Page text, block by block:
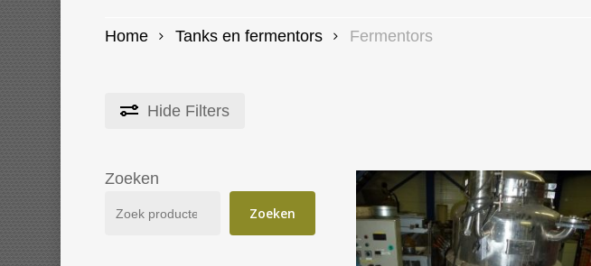
Home Tanks en fermentors Fermentors
Hide Filters
Zoeken
Zoeken